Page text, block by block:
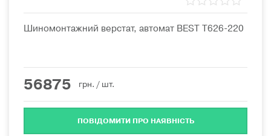
Шиномонтажний верстат, автомат BEST T626-220
56875 грн. / шт.
ПОВІДОМИТИ ПРО НАЯВНІСТЬ